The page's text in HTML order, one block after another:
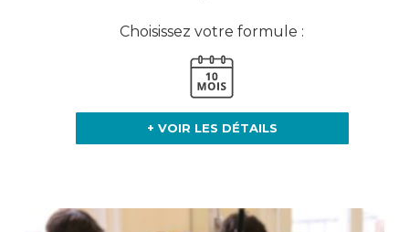
Choisissez votre formule :
+ VOIR LES DÉTAILS